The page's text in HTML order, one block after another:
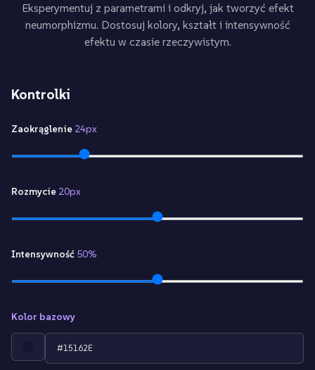
Eksperymentuj z parametrami i odkryj, jak tworzyć efekt
neumorphizmu. Dostosuj kolory, kształt i intensywność
efektu w czasie rzeczywistym.
Kontrolki
Zaokrąglenie 24px
Rozmycie 20px
Intensywność 50%
Kolor bazowy